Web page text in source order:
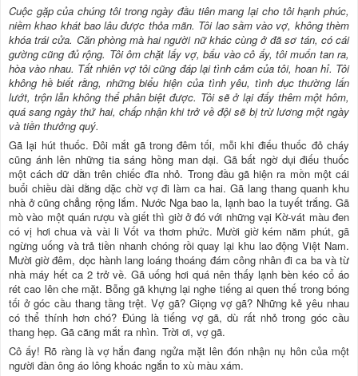
Cuộc gặp của chúng tôi trong ngày đầu tiên mang lại cho tôi hạnh phúc,
niềm khao khát bao lâu được thỏa mãn. Tôi lao sầm vào vợ, không thèm
khóa trái cửa. Căn phòng mà hai người nữ khác cùng ở đã sơ tán, có cái
gường cũng đủ rộng. Tôi ôm chặt lấy vợ, bấu vào cô ấy, tôi muốn tan ra,
hòa vào nhau. Tất nhiên vợ tôi cũng đáp lại tình cảm của tôi, hoan hỉ. Tôi
không hề biết rằng, những biểu hiện của tình yêu, tình dục thường lấn
lướt, trộn lẫn không thể phân biệt được. Tôi sẽ ở lại đấy thêm một hôm,
quá sang ngày thứ hai, chấp nhận khi trở về đội sẽ bị trừ lương một ngày
và tiền thưởng quý.
Gã lại hút thuốc. Đôi mắt gã trong đêm tối, mỗi khi điếu thuốc đỏ cháy
cũng ánh lên những tia sáng hồng man dại. Gã bất ngờ dụi điếu thuốc
một cách dữ dằn trên chiếc đĩa nhỏ. Trong đầu gã hiện ra mồn một cái
buổi chiều dài dằng dặc chờ vợ đi làm ca hai. Gã lang thang quanh khu
nhà ở cũng chẳng rộng lắm. Nước Nga bao la, lạnh bao la tuyết trắng. Gã
mò vào một quán rượu và giết thì giờ ở đó với những vại Kờ-vát màu đen
có vị hơi chua và vài li Vốt va thơm phức. Mười giờ kém năm phút, gã
ngừng uống và trả tiền nhanh chóng rồi quay lại khu lao động Việt Nam.
Mười giờ đêm, dọc hành lang loáng thoáng đám công nhân đi ca ba và từ
nhà máy hết ca 2 trở về. Gã uống hơi quá nên thấy lạnh bèn kéo cổ áo
rét cao lên che mặt. Bỗng gã khựng lại nghe tiếng ai quen thế trong bóng
tối ở góc cầu thang tầng trệt. Vợ gã? Giọng vợ gã? Những kẻ yêu nhau
có thể thính hơn chó? Đúng là tiếng vợ gã, dù rất nhỏ trong góc cầu
thang hẹp. Gã căng mắt ra nhìn. Trời ơi, vợ gã.
Cô ấy! Rõ ràng là vợ hắn đang ngửa mặt lên đón nhận nụ hôn của một
người đàn ông áo lông khoác ngắn to xù màu xám.